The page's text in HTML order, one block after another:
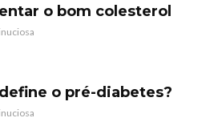
o bom colesterol
o pré-diabetes?